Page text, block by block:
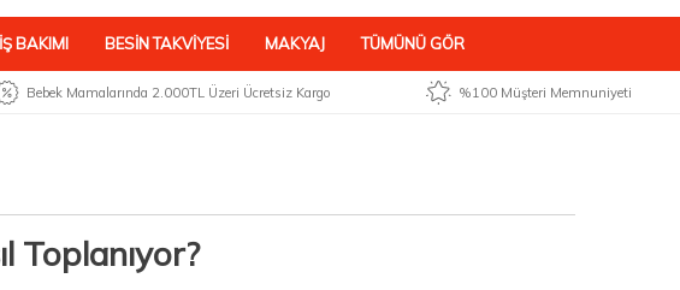
BAKIMI BESIN TAKVIYESI MAKYAJ TÜMÜNÜ GÖR
Bebek Mamalarında 2.000TL Üzeri Ücretsiz Kargo %100 Müşteri Memnuniyeti
Toplanıyor?